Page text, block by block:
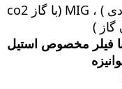
امکان جوشکاری MMA (الکترودی ) ، MIG (با گاز co2
فیلر مخصوص استیل